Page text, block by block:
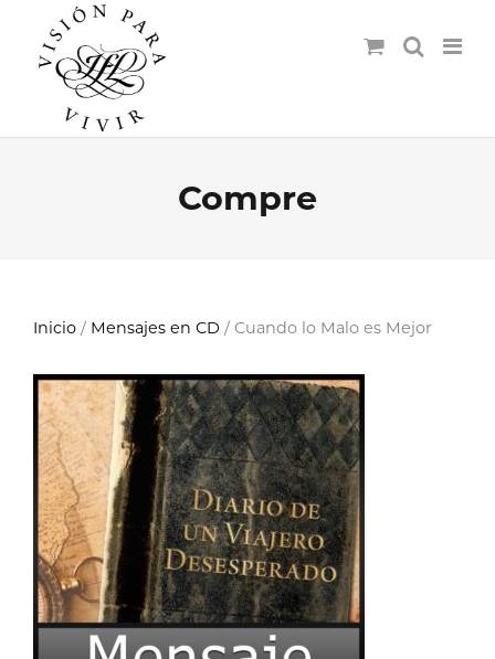
Compre
Inicio / Mensajes en CD / Cuando lo Malo es Mejor